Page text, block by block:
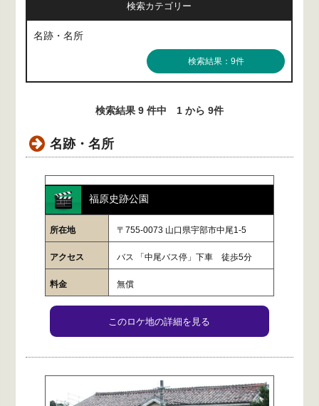
検索カテゴリー
名跡・名所
検索結果：9件
検索結果 9 件中 1 から 9件
名跡・名所
福原史跡公園
所在地 〒755-0073 山口県宇部市中尾1-5
アクセス バス 「中尾バス停」下車 徒歩5分
料金 無償
このロケ地の詳細を見る